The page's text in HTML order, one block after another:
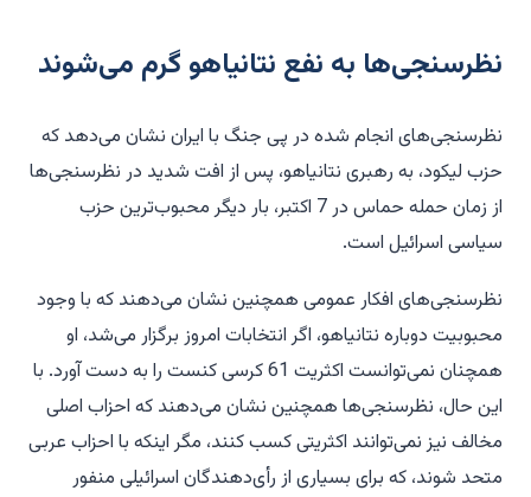
نظرسنجی‌ها به نفع نتانیاهو گرم می‌شوند
نظرسنجی‌های انجام شده در پی جنگ با ایران نشان می‌دهد که
حزب لیکود، به رهبری نتانیاهو، پس از افت شدید در نظرسنجی‌ها
از زمان حمله حماس در 7 اکتبر، بار دیگر محبوب‌ترین حزب
سیاسی اسرائیل است.
نظرسنجی‌های افکار عمومی همچنین نشان می‌دهند که با وجود
محبوبیت دوباره نتانیاهو، اگر انتخابات امروز برگزار می‌شد، او
همچنان نمی‌توانست اکثریت 61 کرسی کنست را به دست آورد. با
این حال، نظرسنجی‌ها همچنین نشان می‌دهند که احزاب اصلی
مخالف نیز نمی‌توانند اکثریتی کسب کنند، مگر اینکه با احزاب عربی
متحد شوند، که برای بسیاری از رأی‌دهندگان اسرائیلی منفور